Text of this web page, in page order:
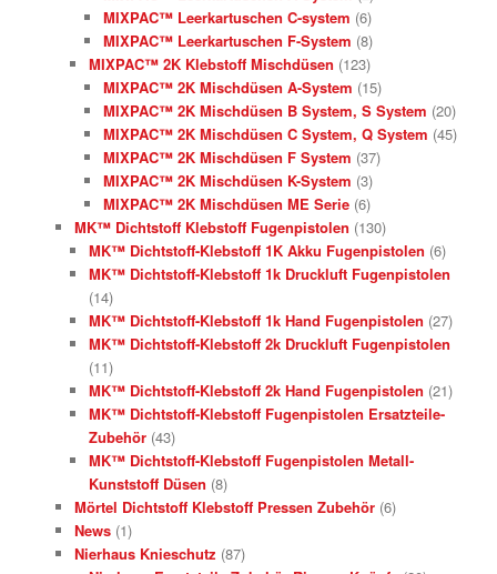
MIXPAC™ Leerkartuschen C-system (6)
MIXPAC™ Leerkartuschen F-System (8)
MIXPAC™ 2K Klebstoff Mischdüsen (123)
MIXPAC™ 2K Mischdüsen A-System (15)
MIXPAC™ 2K Mischdüsen B System, S System (20)
MIXPAC™ 2K Mischdüsen C System, Q System (45)
MIXPAC™ 2K Mischdüsen F System (37)
MIXPAC™ 2K Mischdüsen K-System (3)
MIXPAC™ 2K Mischdüsen ME Serie (6)
MK™ Dichtstoff Klebstoff Fugenpistolen (130)
MK™ Dichtstoff-Klebstoff 1K Akku Fugenpistolen (6)
MK™ Dichtstoff-Klebstoff 1k Druckluft Fugenpistolen
(14)
MK™ Dichtstoff-Klebstoff 1k Hand Fugenpistolen (27)
MK™ Dichtstoff-Klebstoff 2k Druckluft Fugenpistolen
(11)
MK™ Dichtstoff-Klebstoff 2k Hand Fugenpistolen (21)
MK™ Dichtstoff-Klebstoff Fugenpistolen Ersatzteile-
Zubehör (43)
MK™ Dichtstoff-Klebstoff Fugenpistolen Metall-
Kunststoff Düsen (8)
Mörtel Dichtstoff Klebstoff Pressen Zubehör (6)
News (1)
Nierhaus Knieschutz (87)